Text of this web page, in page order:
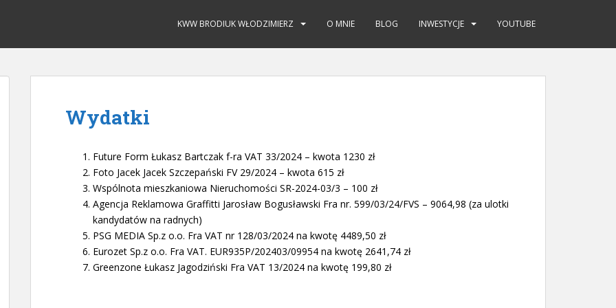
KWW BRODIUK WŁODZIMIERZ O MNIE BLOG INWESTYCJE YOUTUBE
Wydatki
Future Form Łukasz Bartczak f-ra VAT 33/2024 – kwota 1230 zł
Foto Jacek Jacek Szczepański FV 29/2024 – kwota 615 zł
Wspólnota mieszkaniowa Nieruchomości SR-2024-03/3 – 100 zł
Agencja Reklamowa Graffitti Jarosław Bogusławski Fra nr. 599/03/24/FVS – 9064,98 (za ulotki
kandydatów na radnych)
PSG MEDIA Sp.z o.o. Fra VAT nr 128/03/2024 na kwotę 4489,50 zł
Eurozet Sp.z o.o. Fra VAT. EUR935P/202403/09954 na kwotę 2641,74 zł
Greenzone Łukasz Jagodziński Fra VAT 13/2024 na kwotę 199,80 zł